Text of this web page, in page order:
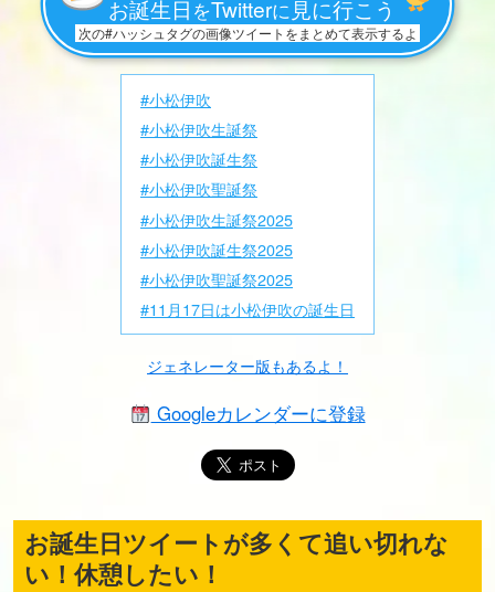
お誕生日 をTwitterに 見に行こう
次の#ハッシュタグの画像ツイートをまとめて表示するよ
#小松伊吹
#小松伊吹生誕祭
#小松伊吹誕生祭
#小松伊吹聖誕祭
#小松伊吹生誕祭2025
#小松伊吹誕生祭2025
#小松伊吹聖誕祭2025
#11月17日は小松伊吹の誕生日
ジェネレーター版もあるよ！
Googleカレンダーに登録
お誕生日ツイートが多くて追い切れな
い！休憩したい！